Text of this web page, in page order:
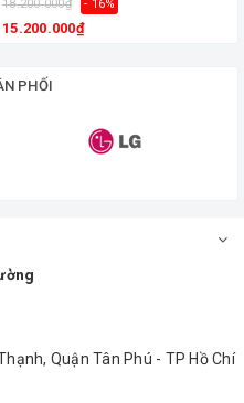
18.200.000₫ - 16%
15.200.000₫
PHỐI
Quận Tân Phú - TP Hồ Chí